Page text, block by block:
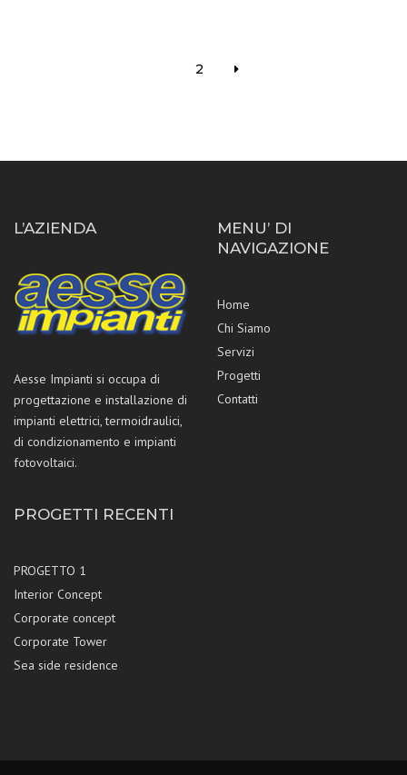
2
L’AZIENDA
Aesse Impianti si occupa di
progettazione e installazione di
impianti elettrici, termoidraulici,
di condizionamento e impianti
fotovoltaici.
MENU’ DI
NAVIGAZIONE
Home
Chi Siamo
Servizi
Progetti
Contatti
PROGETTI RECENTI
PROGETTO 1
Interior Concept
Corporate concept
Corporate Tower
Sea side residence